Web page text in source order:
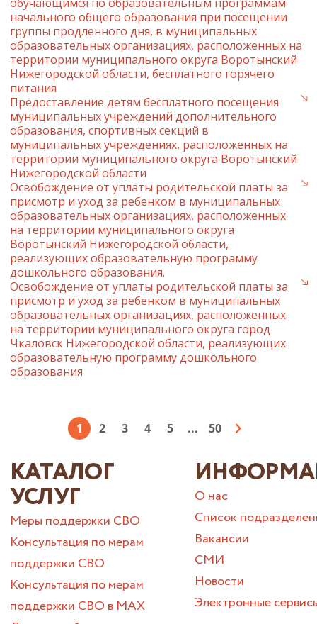
начального общего образования при посещении
группы продленного дня, в муниципальных
образовательных организациях, расположенных на
территории муниципального округа Воротынский
Нижегородской области, бесплатного горячего
питания
Предоставление детям бесплатного посещения
муниципальных учреждений дополнительного
образования, спортивных секций в
муниципальных учреждениях, расположенных на
территории муниципального округа Воротынский
Нижегородской области
Освобождение от уплаты родительской платы за
присмотр и уход за ребенком в муниципальных
образовательных организациях, расположенных
на территории муниципального округа
Воротынский Нижегородской области,
реализующих образовательную программу
дошкольного образования.
Освобождение от уплаты родительской платы за
присмотр и уход за ребенком в муниципальных
образовательных организациях, расположенных
на территории муниципального округа город
Чкаловск Нижегородской области, реализующих
образовательную программу дошкольного
образования
1 2 3 4 5 ... 50
КАТАЛОГ
УСЛУГ
Меры поддержки СВО
Консультация по мерам
поддержки СВО
Консультация по мерам
поддержки СВО в МАХ
О нас
Список
Вакансии
СМИ
Новости
Электронные